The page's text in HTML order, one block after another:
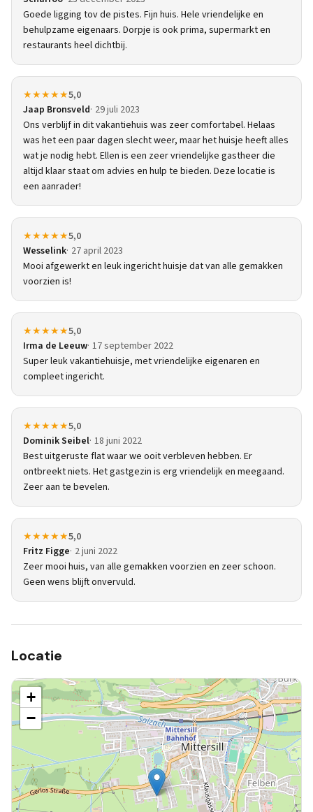
Goede ligging tov de pistes. Fijn huis. Hele vriendelijke en
behulpzame eigenaars. Dorpje is ook prima, supermarkt en
restaurants heel dichtbij.
★★★★★5,0
Jaap Bronsveld 29 juli 2023
Ons verblijf in dit vakantiehuis was zeer comfortabel. Helaas
was het een paar dagen slecht weer, maar het huisje heeft alles
wat je nodig hebt. Ellen is een zeer vriendelijke gastheer die
altijd klaar staat om advies en hulp te bieden. Deze locatie is
een aanrader!
★★★★★5,0
Wesselink 27 april 2023
Mooi afgewerkt en leuk ingericht huisje dat van alle gemakken
voorzien is!
★★★★★5,0
Irma de Leeuw 17 september 2022
Super leuk vakantiehuisje, met vriendelijke eigenaren en
compleet ingericht.
★★★★★5,0
Dominik Seibel 18 juni 2022
Best uitgeruste flat waar we ooit verbleven hebben. Er
ontbreekt niets. Het gastgezin is erg vriendelijk en meegaand.
Zeer aan te bevelen.
★★★★★5,0
Fritz Figge 2 juni 2022
Zeer mooi huis, van alle gemakken voorzien en zeer schoon.
Geen wens blijft onvervuld.
Locatie
+
−